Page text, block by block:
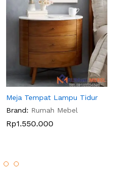
Meja Tempat Lampu Tidur
Brand: Rumah Mebel
Rp1.550.000